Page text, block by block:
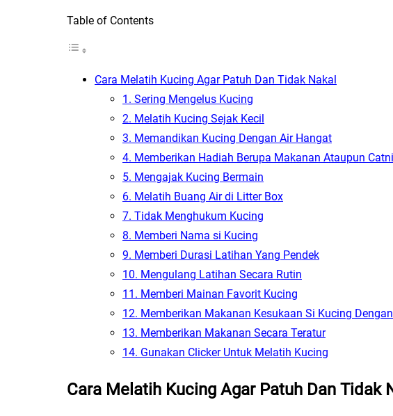
Table of Contents
Cara Melatih Kucing Agar Patuh Dan Tidak Nakal
1. Sering Mengelus Kucing
2. Melatih Kucing Sejak Kecil
3. Memandikan Kucing Dengan Air Hangat
4. Memberikan Hadiah Berupa Makanan Ataupun
5. Mengajak Kucing Bermain
6. Melatih Buang Air di Litter Box
7. Tidak Menghukum Kucing
8. Memberi Nama si Kucing
9. Memberi Durasi Latihan Yang Pendek
10. Mengulang Latihan Secara Rutin
11. Memberi Mainan Favorit Kucing
12. Memberikan Makanan Kesukaan Si Kucing
13. Memberikan Makanan Secara Teratur
14. Gunakan Clicker Untuk Melatih Kucing
Cara Melatih Kucing Agar Patuh Dan Tidak